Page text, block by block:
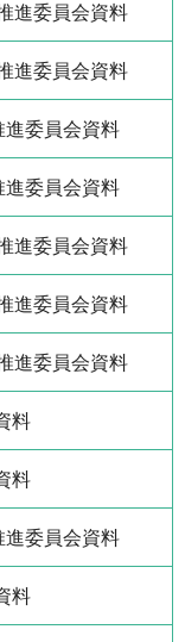
進委員会資料
進委員会資料
進委員会資料
進委員会資料
進委員会資料
進委員会資料
進委員会資料
料
料
進委員会資料
料